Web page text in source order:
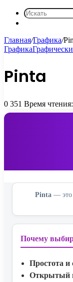
Главная/Графика/
Графика
Pinta
0 351 Время
Pinta — это
Почему
Простота и
Открытый